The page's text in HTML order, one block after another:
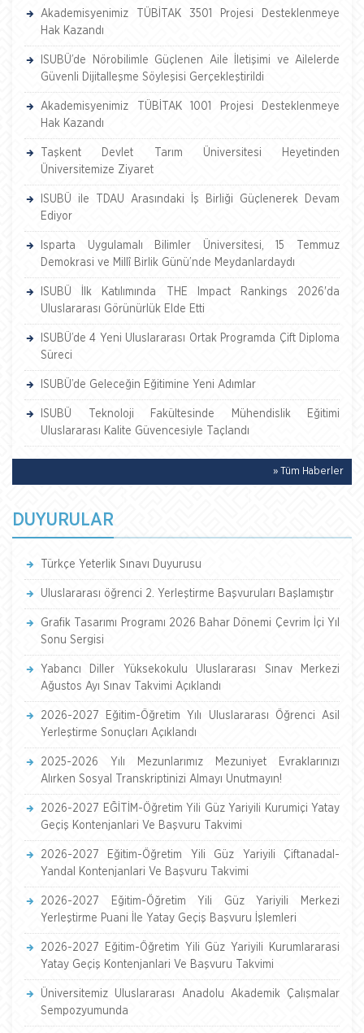
Akademisyenimiz TÜBİTAK 3501 Projesi Desteklenmeye
Hak Kazandı
ISUBÜ’de Nörobilimle Güçlenen Aile İletişimi ve Ailelerde
Güvenli Dijitalleşme Söyleşisi Gerçekleştirildi
Akademisyenimiz TÜBİTAK 1001 Projesi Desteklenmeye
Hak Kazandı
Taşkent Devlet Tarım Üniversitesi Heyetinden
Üniversitemize Ziyaret
ISUBÜ ile TDAU Arasındaki İş Birliği Güçlenerek Devam
Ediyor
Isparta Uygulamalı Bilimler Üniversitesi, 15 Temmuz
Demokrasi ve Millî Birlik Günü’nde Meydanlardaydı
ISUBÜ İlk Katılımında THE Impact Rankings 2026'da
Uluslararası Görünürlük Elde Etti
ISUBÜ’de 4 Yeni Uluslararası Ortak Programda Çift Diploma
Süreci
ISUBÜ’de Geleceğin Eğitimine Yeni Adımlar
ISUBÜ Teknoloji Fakültesinde Mühendislik Eğitimi
Uluslararası Kalite Güvencesiyle Taçlandı
» Tüm Haberler
DUYURULAR
Türkçe Yeterlik Sınavı Duyurusu
Uluslararası öğrenci 2. Yerleştirme Başvuruları Başlamıştır
Grafik Tasarımı Programı 2026 Bahar Dönemi Çevrim İçi Yıl
Sonu Sergisi
Yabancı Diller Yüksekokulu Uluslararası Sınav Merkezi
Ağustos Ayı Sınav Takvimi Açıklandı
2026-2027 Eğitim-Öğretim Yılı Uluslararası Öğrenci Asil
Yerleştirme Sonuçları Açıklandı
2025-2026 Yılı Mezunlarımız Mezuniyet Evraklarınızı
Alırken Sosyal Transkriptinizi Almayı Unutmayın!
2026-2027 EĞİTİM-Öğretim Yili Güz Yariyili Kurumiçi Yatay
Geçiş Kontenjanlari Ve Başvuru Takvimi
2026-2027 Eğitim-Öğretim Yili Güz Yariyili Çiftanadal-
Yandal Kontenjanlari Ve Başvuru Takvimi
2026-2027 Eğitim-Öğretim Yili Güz Yariyili Merkezi
Yerleştirme Puani İle Yatay Geçiş Başvuru İşlemleri
2026-2027 Eğitim-Öğretim Yili Güz Yariyili Kurumlararasi
Yatay Geçiş Kontenjanlari Ve Başvuru Takvimi
Üniversitemiz Uluslararası Anadolu Akademik Çalışmalar
Sempozyumunda